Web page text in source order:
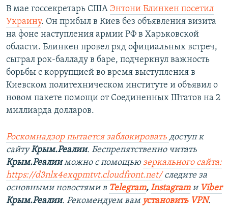
В мае госсекретарь США Энтони Блинкен посетил
Украину. Он прибыл в Киев без объявления визита
на фоне наступления армии РФ в Харьковской
области. Блинкен провел ряд официальных встреч,
сыграл рок-балладу в баре, подчеркнул важность
борьбы с коррупцией во время выступления в
Киевском политехническом институте и объявил о
новом пакете помощи от Соединенных Штатов на 2
миллиарда долларов.
Роскомнадзор пытается заблокировать доступ к
сайтуКрым.Реалии. Беспрепятственно читать
Крым.Реалииможно с помощью зеркального сайта:
https://d3nlx4exqpmtvt.cloudfront.net/следите за
основными новостями в Telegram, Instagramи Viber
Крым.Реалии. Рекомендуем вам установить VPN.